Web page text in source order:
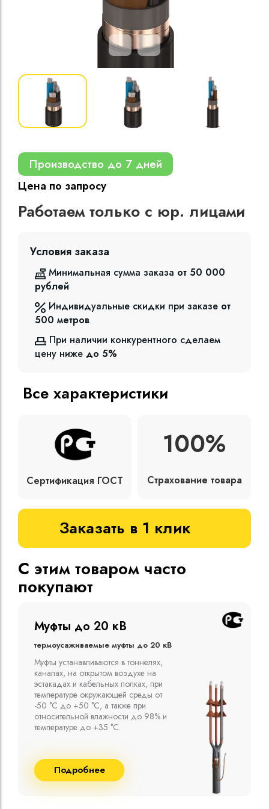
Кабели
изоляцией
Производство до 7 дней
Цена по запросу
Работаем только с юр. лицами
Условия заказа
Минимальная сумма заказа от 50 000
рублей
Индивидуальные скидки при заказе от
500 метров
При наличии конкурентного сделаем
цену ниже до 5%
Все характеристики
Сертификация ГОСТ
100%
Страхование товара
Заказать в 1 клик
С этим товаром часто
покупают
Муфты до 10 кВ
Термоусаживаемые муфты до 10 кВ
Компания ООО "Москабельторг"
предлагает, как соединительные
термоусаживаемые муфты на кабель
напряжением до 10 кВ с изоляцией
из маслопропитанной бумаги и
сшитого полиэтилена собственного
производства
Подробнее